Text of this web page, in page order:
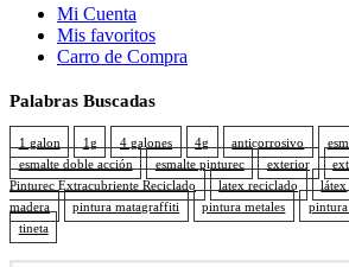
Mi Cuenta
Mis favoritos
Carro de Compra
Palabras Buscadas
1 galon 1g 4 galones 4g anticorrosivo
esmalte doble acción
esmalte pinturec exterior
Pinturec Extracubriente Reciclado
latex reciclado látex
madera
pintura matagraffiti pintura metales
tineta